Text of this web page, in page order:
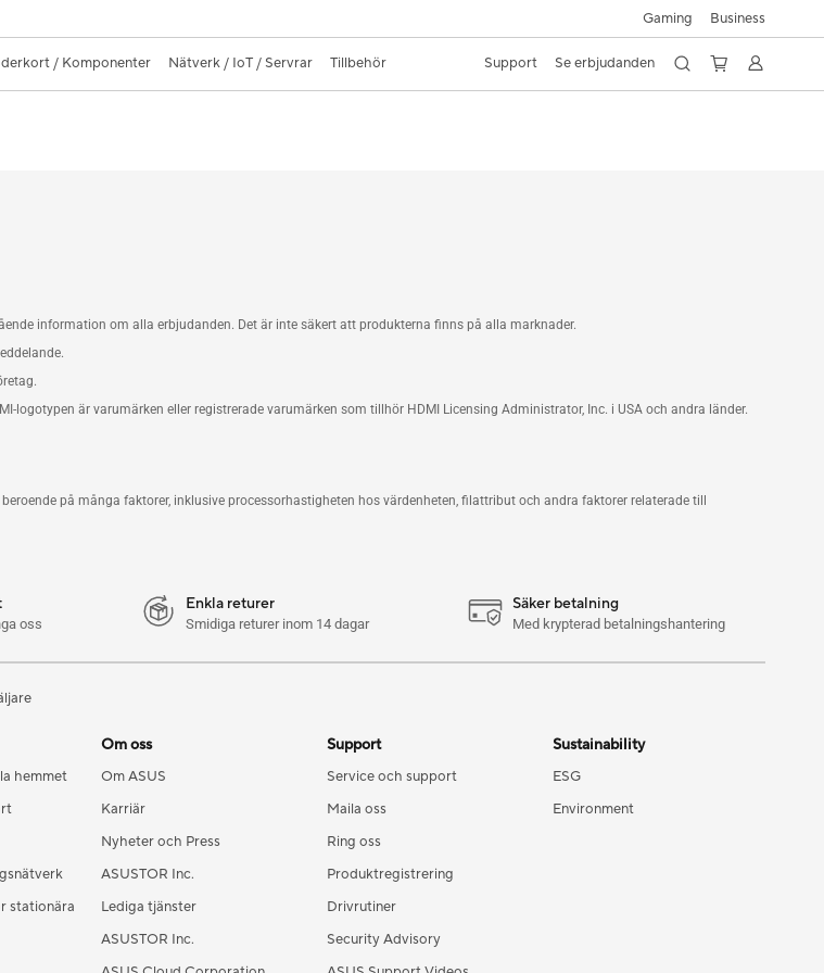
Gaming Business
/ Komponenter Nätverk / IoT / Servrar Tillbehör Support Se erbjudanden
information om alla erbjudanden. Det är inte säkert att produkterna finns på alla marknader.
logotypen är varumärken eller registrerade varumärken som tillhör HDMI Licensing Administrator, Inc. i USA och andra länder.
på många faktorer, inklusive processorhastigheten hos värdenheten, filattribut och andra faktorer relaterade till
oss
Enkla returer
Smidiga returer inom 14 dagar
Säker betalning
Med krypterad betalningshantering
hemmet
stationära
Om oss
Om ASUS
Karriär
Nyheter och Press
ASUSTOR Inc.
Lediga tjänster
ASUSTOR Inc.
Support
Service och support
Maila oss
Ring oss
Produktregistrering
Drivrutiner
Security Advisory
Sustainability
ESG
Environment